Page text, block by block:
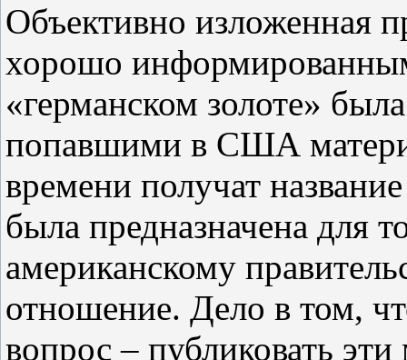
Объективно изложенная
хорошо
«германском золоте»
попавшими в США
времени получат
была предназначена для
американскому
отношение. Дело в том,
вопрос – публиковать